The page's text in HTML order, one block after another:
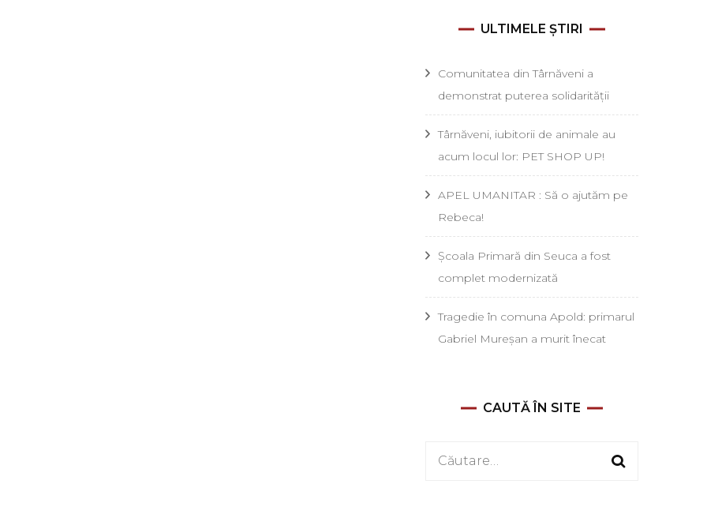
ULTIMELE ȘTIRI
Comunitatea din Târnăveni a
demonstrat puterea solidarității
Târnăveni, iubitorii de animale au
acum locul lor: PET SHOP UP!
APEL UMANITAR : Să o ajutăm pe
Rebeca!
Școala Primară din Seuca a fost
complet modernizată
Tragedie în comuna Apold: primarul
Gabriel Mureșan a murit înecat
CAUTĂ ÎN SITE
Caută